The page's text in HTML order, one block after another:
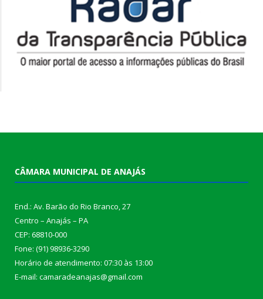
CÂMARA MUNICIPAL DE ANAJÁS
End.: Av. Barão do Rio Branco, 27
Centro – Anajás – PA
CEP: 68810-000
Fone: (91) 98936-3290
Horário de atendimento: 07:30 às 13:00
E-mail: camaradeanajas@gmail.com